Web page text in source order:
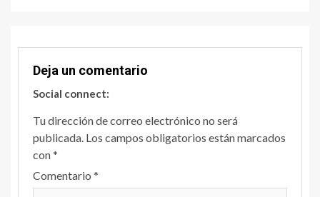
Deja un comentario
Social connect:
Tu dirección de correo electrónico no será
publicada. Los campos obligatorios están marcados
con*
Comentario *